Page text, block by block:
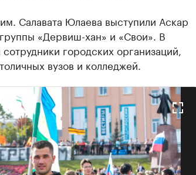
Салавата Юлаева выступили Аскар
«Дервиш-хан» и «Свои». В
городских организаций,
вузов и колледжей.